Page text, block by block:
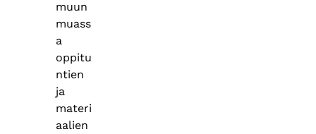
muun
muass
a
oppitu
ntien
ja
materi
aalien